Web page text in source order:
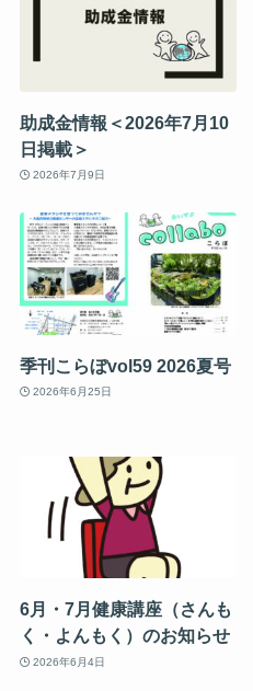
助成金情報＜2026年7月10
日掲載＞
2026年7月9日
季刊こらぼvol59 2026夏号
2026年6月25日
6月・7月健康講座（さんも
く・よんもく）のお知らせ
2026年6月4日